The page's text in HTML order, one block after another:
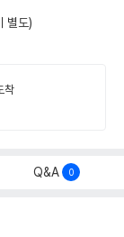
별도)
착
Q&A 0